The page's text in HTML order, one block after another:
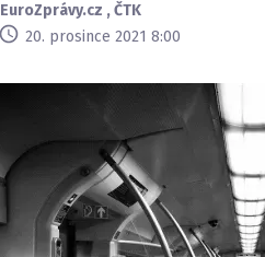
EuroZprávy.cz ,ČTK
20. prosince 2021 8:00